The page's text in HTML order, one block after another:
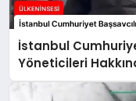
İstanbul
Yöneticileri